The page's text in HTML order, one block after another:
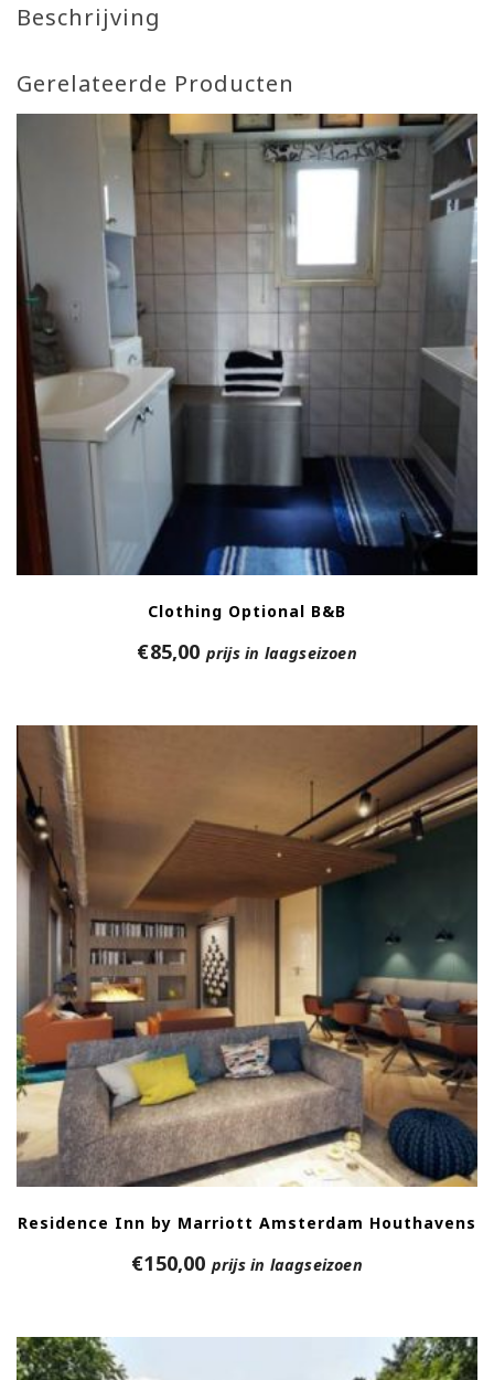
Beschrijving
Gerelateerde Producten
Clothing Optional B&B
€85,00 prijs in laagseizoen
Residence Inn by Marriott Amsterdam Houthavens
€150,00 prijs in laagseizoen